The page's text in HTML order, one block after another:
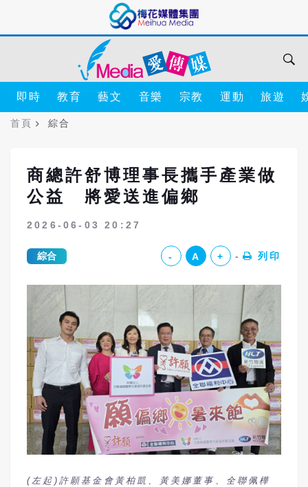
即時 教育 藝文 音樂 宗教 運動 旅遊
首頁 綜合
商總許舒博理事長攜手產業做
公益 將愛送進偏鄉
2026-06-03 20:27
綜合 - A + 列印
(左起)許願基金會黃柏凱、黃美娜董事、全聯佩樺